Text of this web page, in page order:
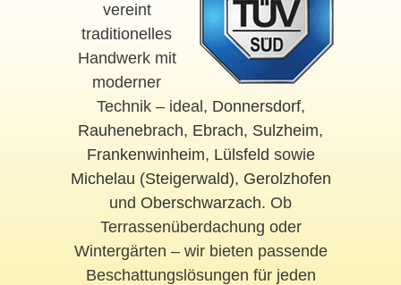
vereint
traditionelles
Handwerk mit
moderner
Technik – ideal, Donnersdorf,
Rauhenebrach, Ebrach, Sulzheim,
Frankenwinheim, Lülsfeld sowie
Michelau (Steigerwald), Gerolzhofen
und Oberschwarzach. Ob
Terrassenüberdachung oder
Wintergärten – wir bieten passende
Beschattungslösungen für jeden